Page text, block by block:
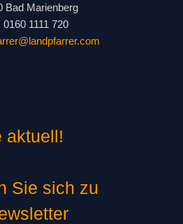
Bad Marienberg
0160 1111 720
aktuell!
Sie sich zu